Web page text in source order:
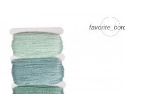
favorite_border
favorite_border